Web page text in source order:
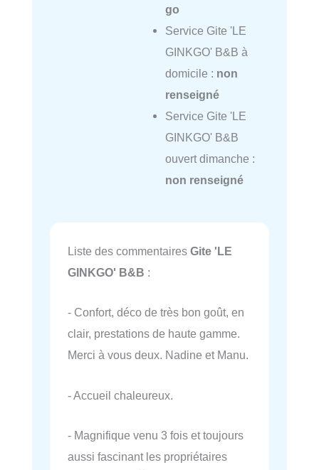
go
Service Gite 'LE
GINKGO' B&B à
domicile : non
renseigné
Service Gite 'LE
GINKGO' B&B
ouvert dimanche :
non renseigné
Liste des commentaires Gite 'LE
GINKGO' B&B :
- Confort, déco de très bon goût, en
clair, prestations de haute gamme.
Merci à vous deux. Nadine et Manu.
- Accueil chaleureux.
- Magnifique venu 3 fois et toujours
aussi fascinant les propriétaires